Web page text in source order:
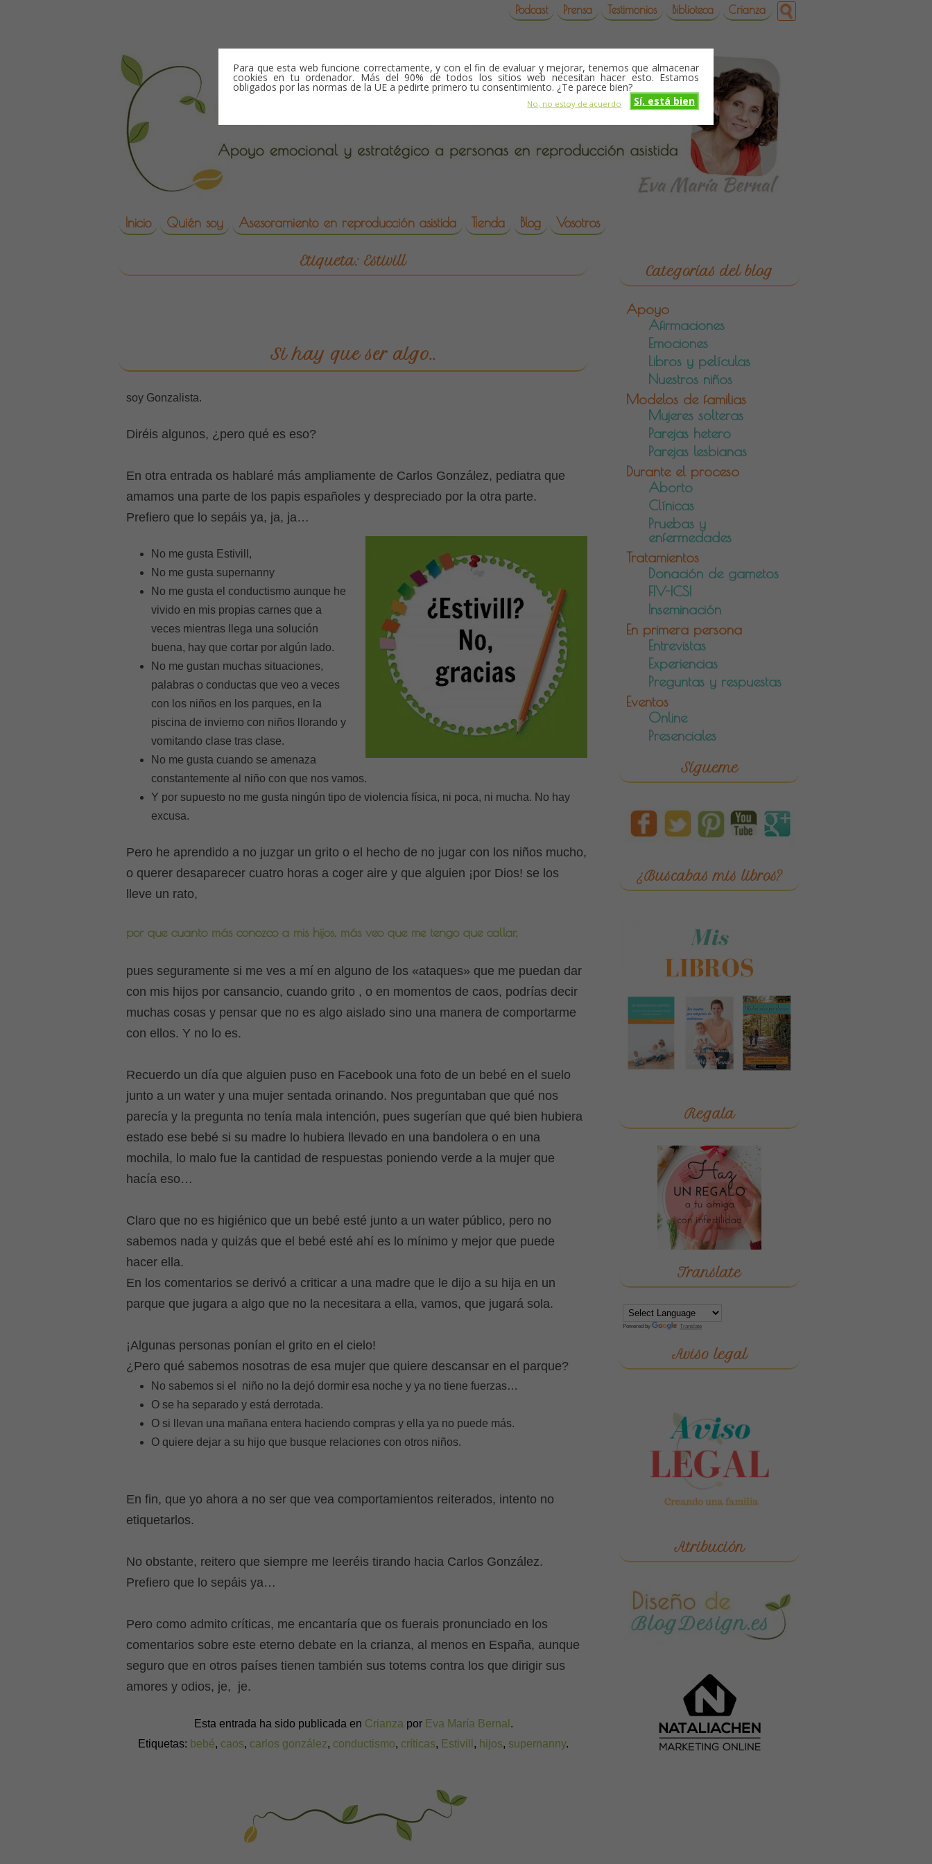
Para que esta web funcione correctamente, y con el fin de evaluar y mejorar, tenemos que almacenar
cookies en tu ordenador. Más del 90% de todos los sitios web necesitan hacer esto. Estamos
obligados por las normas de la UE a pedirte primero tu consentimiento. ¿Te parece bien?
Sí, está bien
No, no estoy de acuerdo
Podcast Prensa Testimonios Biblioteca Crianza
reproduccion asistida
Skip to content
Inicio Quién soy Asesoramiento en reproducción asistida Tienda Blog Vosotros
Etiqueta: Estivill
Si hay que ser algo..
soy Gonzalista.
Diréis algunos, ¿pero qué es eso?
En otra entrada os hablaré más ampliamente de Carlos González, pediatra que
amamos una parte de los papis españoles y despreciado por la otra parte.
Prefiero que lo sepáis ya, ja, ja…
No me gusta Estivill,
No me gusta supernanny
No me gusta el conductismo aunque he
vivido en mis propias carnes que a
veces mientras llega una solución
buena, hay que cortar por algún lado.
No me gustan muchas situaciones,
palabras o conductas que veo a veces
con los niños en los parques, en la
piscina de invierno con niños llorando y
vomitando clase tras clase.
No me gusta cuando se amenaza
constantemente al niño con que nos vamos.
Y por supuesto no me gusta ningún tipo de violencia física, ni poca, ni mucha. No hay
excusa.
Pero he aprendido a no juzgar un grito o el hecho de no jugar con los niños mucho,
o querer desaparecer cuatro horas a coger aire y que alguien ¡por Dios! se los
lleve un rato,
por que cuanto más conozco a mis hijos, más veo que me tengo que callar,
pues seguramente si me ves a mí en alguno de los «ataques» que me puedan dar
con mis hijos por cansancio, cuando grito , o en momentos de caos, podrías decir
muchas cosas y pensar que no es algo aislado sino una manera de comportarme
con ellos. Y no lo es.
Recuerdo un día que alguien puso en Facebook una foto de un bebé en el suelo
junto a un water y una mujer sentada orinando. Nos preguntaban que qué nos
parecía y la pregunta no tenía mala intención, pues sugerían que qué bien hubiera
estado ese bebé si su madre lo hubiera llevado en una bandolera o en una
mochila, lo malo fue la cantidad de respuestas poniendo verde a la mujer que
hacía eso…
Claro que no es higiénico que un bebé esté junto a un water público, pero no
sabemos nada y quizás que el bebé esté ahí es lo mínimo y mejor que puede
hacer ella.
En los comentarios se derivó a criticar a una madre que le dijo a su hija en un
parque que jugara a algo que no la necesitara a ella, vamos, que jugará sola.
¡Algunas personas ponían el grito en el cielo!
¿Pero qué sabemos nosotras de esa mujer que quiere descansar en el parque?
No sabemos si el
niño no la dejó dormir esa noche y ya no tiene fuerzas…
O se ha separado y está derrotada.
O si llevan una mañana entera haciendo compras y ella ya no puede más.
O quiere dejar a su hijo que busque relaciones con otros niños.
En fin, que yo ahora a no ser que vea comportamientos reiterados, intento no
etiquetarlos.
No obstante, reitero que siempre me leeréis tirando hacia Carlos González.
Prefiero que lo sepáis ya…
Pero como admito críticas, me encantaría que os fuerais pronunciado en los
comentarios sobre este eterno debate en la crianza, al menos en España, aunque
seguro que en otros países tienen también sus totems contra los que dirigir sus
amores y odios, je, je.
Esta entrada ha sido publicada en Crianza por Eva María Bernal .
Etiquetas: bebé, caos, carlos gonzález, conductismo, críticas, Estivill , hijos, supernanny.
Categorías del blog
Apoyo
Afirmaciones
Emociones
Libros y películas
Nuestros niños
Modelos de familias
Mujeres solteras
Parejas hetero
Parejas lesbianas
Durante el proceso
Aborto
Clínicas
Pruebas y
enfermedades
Tratamientos
Donación de gametos
FIV-ICSI
Inseminación
En primera persona
Entrevistas
Experiencias
Preguntas y respuestas
Eventos
Online
Presenciales
Sígueme
¿Buscabas mis libros?
Regala
Translate
Powered by Translate
Aviso legal
Atribución